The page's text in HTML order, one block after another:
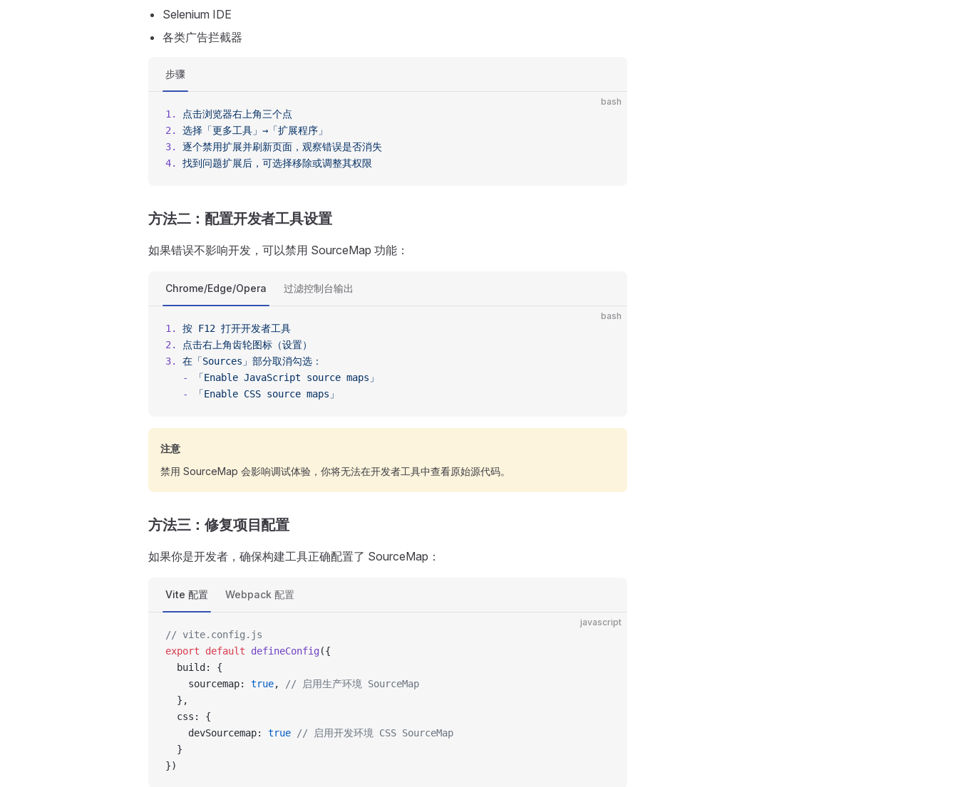
Selenium IDE
各类广告拦截器
步骤
bash
1.
点击浏览器右上角三个点
2.
选择「更多工具」→「扩展程序」
3.
逐个禁用扩展并刷新页面，观察错误是否消失
4.
找到问题扩展后，可选择移除或调整其权限
方法二：配置开发者工具设置
如果错误不影响开发，可以禁用 SourceMap 功能：
Chrome/Edge/Opera 过滤控制台输出
bash
1. 按 F12 打开开发者工具
2.
点击右上角齿轮图标（设置）
3.
在「Sources」部分取消勾选：
   -
「Enable JavaScript source maps」
   -
「Enable CSS source maps」
注意
禁用 SourceMap 会影响调试体验，你将无法在开发者工具中查看原始源代码。
方法三：修复项目配置
如果你是开发者，确保构建工具正确配置了 SourceMap：
Vite 配置 Webpack 配置
javascript
// vite.config.js
export default defineConfig ({
  build: {
    sourcemap:
true,
// 启用生产环境 SourceMap
  },
  css: {
    devSourcemap:
true // 启用开发环境 CSS SourceMap
  }
})